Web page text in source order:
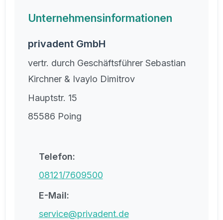
Unternehmensinformationen
privadent GmbH
vertr. durch Geschäftsführer Sebastian
Kirchner & Ivaylo Dimitrov
Hauptstr. 15
85586 Poing
Telefon:
08121/7609500
E-Mail:
service@privadent.de